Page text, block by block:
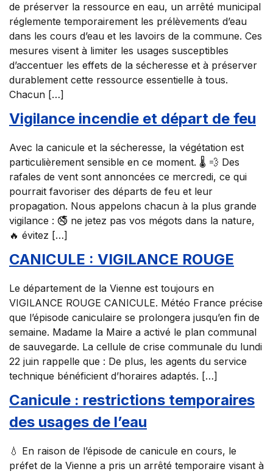
de préserver la ressource en eau, un arrêté municipal
réglemente temporairement les prélèvements d’eau
dans les cours d’eau et les lavoirs de la commune. Ces
mesures visent à limiter les usages susceptibles
d’accentuer les effets de la sécheresse et à préserver
durablement cette ressource essentielle à tous.
Chacun […]
Vigilance incendie et départ de feu
Avec la canicule et la sécheresse, la végétation est
particulièrement sensible en ce moment. 🌡️ 💨 Des
rafales de vent sont annoncées ce mercredi, ce qui
pourrait favoriser des départs de feu et leur
propagation. Nous appelons chacun à la plus grande
vigilance : 🚭 ne jetez pas vos mégots dans la nature,
🔥 évitez […]
CANICULE : VIGILANCE ROUGE
Le département de la Vienne est toujours en
VIGILANCE ROUGE CANICULE. Météo France précise
que l’épisode caniculaire se prolongera jusqu’en fin de
semaine. Madame la Maire a activé le plan communal
de sauvegarde. La cellule de crise communale du lundi
22 juin rappelle que : De plus, les agents du service
technique bénéficient d’horaires adaptés. […]
Canicule : restrictions temporaires
des usages de l’eau
💧 En raison de l’épisode de canicule en cours, le
préfet de la Vienne a pris un arrêté temporaire visant à